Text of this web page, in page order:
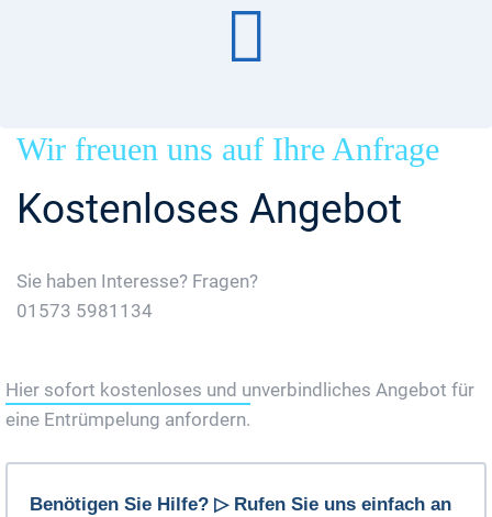
Wir freuen uns auf Ihre Anfrage
Kostenloses Angebot
Sie haben Interesse? Fragen?
01573 5981134
Hier sofort kostenloses und unverbindliches Angebot für
eine Entrümpelung anfordern.
Benötigen Sie Hilfe? ▷ Rufen Sie uns einfach an